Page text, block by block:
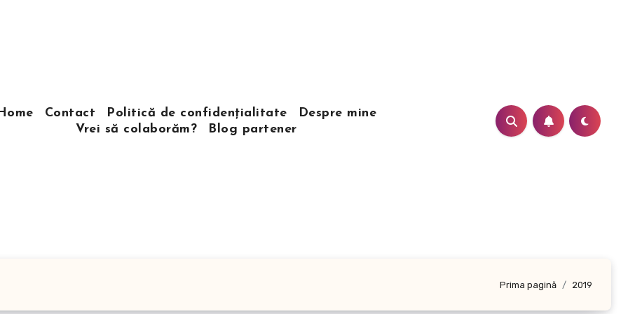
Home Contact Politică de confidențialitate
Despre mine
Vrei să colaborăm?
Blog partener
Prima pagină 2019